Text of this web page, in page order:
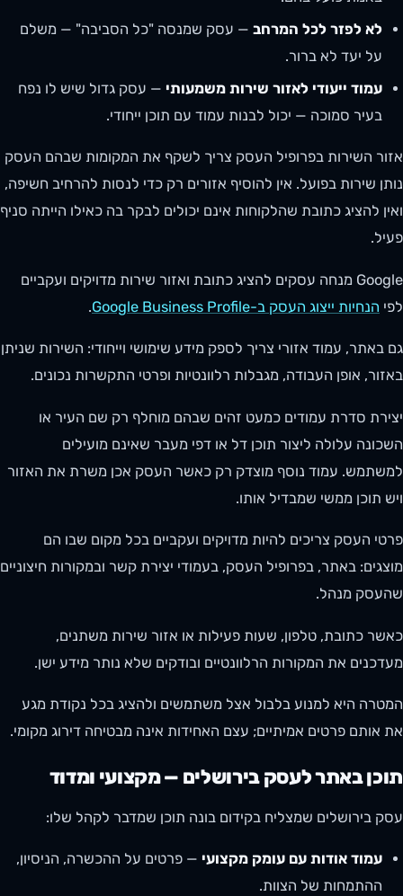
לא לפזר לכל המרחב — עסק שמנסה "כל הסביבה" — משלם
על יעד לא ברור.
עמוד ייעודי לאזור שירות משמעותי — עסק גדול שיש לו נפח
בעיר סמוכה — יכול לבנות עמוד עם תוכן ייחודי.
אזור השירות בפרופיל העסק צריך לשקף את המקומות שבהם העסק
נותן שירות בפועל. אין להוסיף אזורים רק כדי לנסות להרחיב חשיפה,
ואין להציג כתובת שהלקוחות אינם יכולים לבקר בה כאילו הייתה סניף
פעיל.
Google מנחה עסקים להציג כתובת ואזור שירות מדויקים ועקביים
לפי הנחיות ייצוג העסק ב-Google Business Profile .
גם באתר, עמוד אזורי צריך לספק מידע שימושי וייחודי: השירות שניתן
באזור, אופן העבודה, מגבלות רלוונטיות ופרטי התקשרות נכונים.
יצירת סדרת עמודים כמעט זהים שבהם מוחלף רק שם העיר או
השכונה עלולה ליצור תוכן דל או דפי מעבר שאינם מועילים
למשתמש. עמוד נוסף מוצדק רק כאשר העסק אכן משרת את האזור
ויש תוכן ממשי שמבדיל אותו.
פרטי העסק צריכים להיות מדויקים ועקביים בכל מקום שבו הם
מוצגים: באתר, בפרופיל העסק, בעמודי יצירת קשר ובמקורות חיצוניים
שהעסק מנהל.
כאשר כתובת, טלפון, שעות פעילות או אזור שירות משתנים,
מעדכנים את המקורות הרלוונטיים ובודקים שלא נותר מידע ישן.
המטרה היא למנוע בלבול אצל משתמשים ולהציג בכל נקודת מגע
את אותם פרטים אמיתיים; עצם האחידות אינה מבטיחה דירוג מקומי.
תוכן באתר לעסק בירושלים — מקצועי ומדוד
עסק בירושלים שמצליח בקידום בונה תוכן שמדבר לקהל שלו:
עמוד אודות עם עומק מקצועי — פרטים על ההכשרה, הניסיון,
ההתמחות של הצוות.